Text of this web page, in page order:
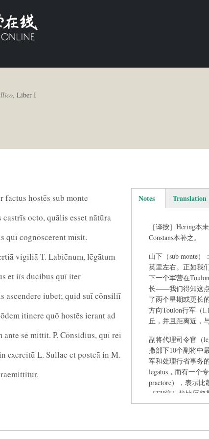
, Liber I
hostēs sub monte
octo, quālis esset nātūra
quī cognōscerent mīsit.
vigiliā T. Labiēnum, lēgātum
et iīs ducibus quī iter
ascendere iubet; quid suī cōnsiliī
itinere quō hostēs ierant ad
sē mittit. P. Cōnsidius, quī reī
exercitū L. Sullae et posteā in M.
Notes
(active tab)
Translation
［译按］Hering本
Constans本补之。
山下（sub monte
英里左右。正如我
下一个军营在
长——我们得知这点
了两个星期或更长
方向Toulon行军（
丘，并且距离近，
副将代理司令官（
撒部下10个副将中
军和处理行省事务
legatus，而有一个
praetore），表示比
［TH注］拉比厄
高。正如legatus